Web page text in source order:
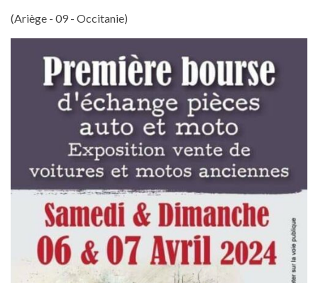
(Ariège - 09 - Occitanie)